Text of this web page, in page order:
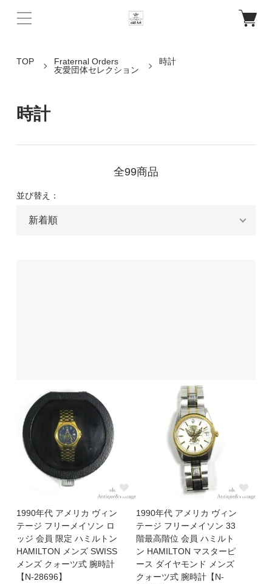
TOP
Fraternal Orders
友愛団体セレクション
時計
時計
全99商品
並び替え：
1990年代 アメリカ ヴィン
テージ フリーメイソン ロ
ッジ 会員 限定 ハミルトン
HAMILTON メンズ SWISS
メンズ クォーツ式 腕時計
【N-28696】
1990年代 アメリカ ヴィン
テージ フリーメイソン 33
階最高階位 会員 ハミルト
ン HAMILTON マスターピ
ース ダイヤモンド メンズ
クォーツ式 腕時計【N-